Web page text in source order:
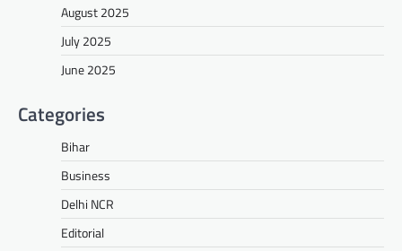
August 2025
July 2025
June 2025
Categories
Bihar
Business
Delhi NCR
Editorial